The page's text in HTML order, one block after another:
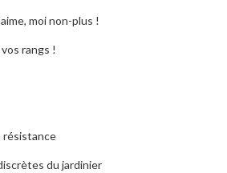
moi non-plus !
rangs !
résistance
du jardinier